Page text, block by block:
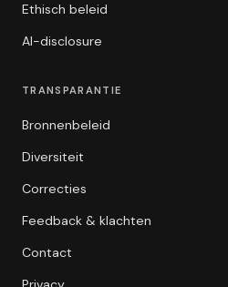
Ethisch beleid
AI-disclosure
TRANSPARANTIE
Bronnenbeleid
Diversiteit
Correcties
Feedback & klachten
Contact